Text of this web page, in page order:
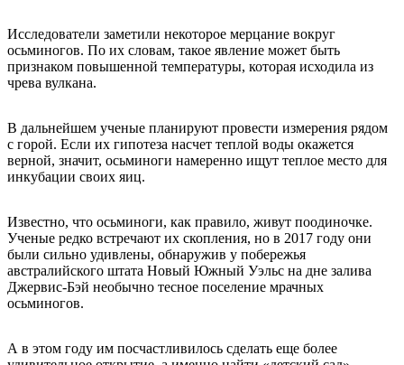
Исследователи заметили некоторое мерцание вокруг
осьминогов. По их словам, такое явление может быть
признаком повышенной температуры, которая исходила из
чрева вулкана.
В дальнейшем ученые планируют провести измерения рядом
с горой. Если их гипотеза насчет теплой воды окажется
верной, значит, осьминоги намеренно ищут теплое место для
инкубации своих яиц.
Известно, что осьминоги, как правило, живут поодиночке.
Ученые редко встречают их скопления, но в 2017 году они
были сильно удивлены, обнаружив у побережья
австралийского штата Новый Южный Уэльс на дне залива
Джервис-Бэй необычно тесное поселение мрачных
осьминогов.
А в этом году им посчастливилось сделать еще более